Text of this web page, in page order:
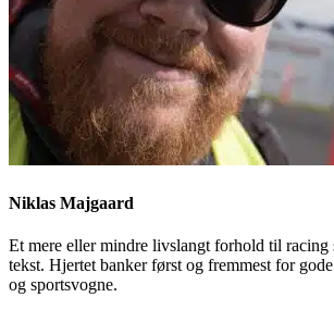
Niklas Majgaard
Et mere eller mindre livslangt forhold til racing
tekst. Hjertet banker først og fremmest for
og sportsvogne.